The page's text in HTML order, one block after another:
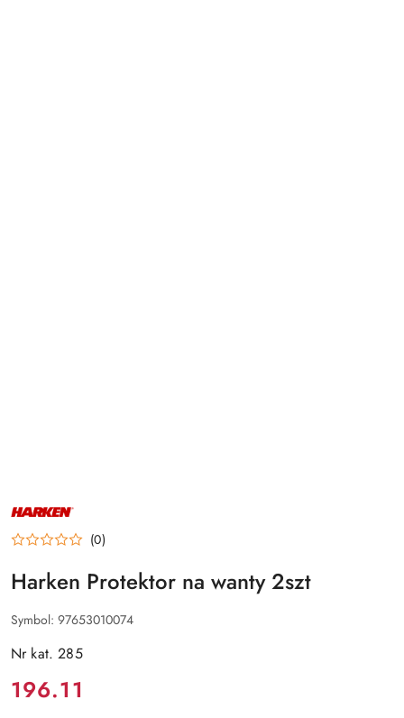
NAZWA
PRODUCENTA:
HARKEN (0)
Harken Protektor na wanty 2szt
Symbol: 97653010074
Nr kat. 285
Cena:
196.11